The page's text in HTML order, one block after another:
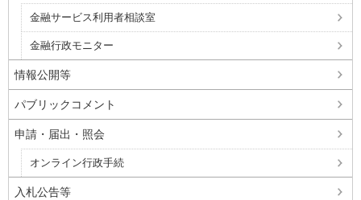
金融サービス利用者相談室
金融行政モニター
情報公開等
パブリックコメント
申請・届出・照会
オンライン行政手続
入札公告等